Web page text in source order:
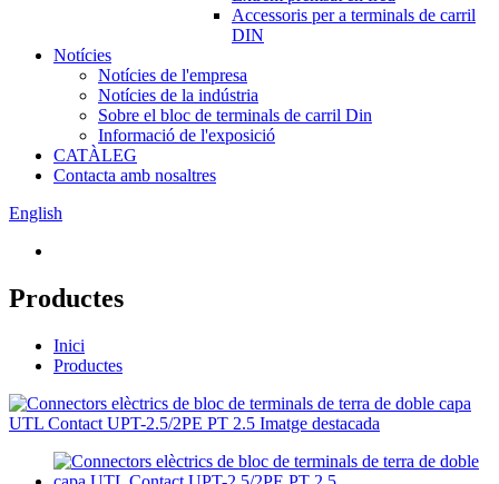
Accessoris per a terminals de carril
DIN
Notícies
Notícies de l'empresa
Notícies de la indústria
Sobre el bloc de terminals de carril Din
Informació de l'exposició
CATÀLEG
Contacta amb nosaltres
English
Productes
Inici
Productes